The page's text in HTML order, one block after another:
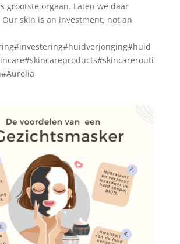
grootste orgaan. Laten we daar
skin is an investment, not an